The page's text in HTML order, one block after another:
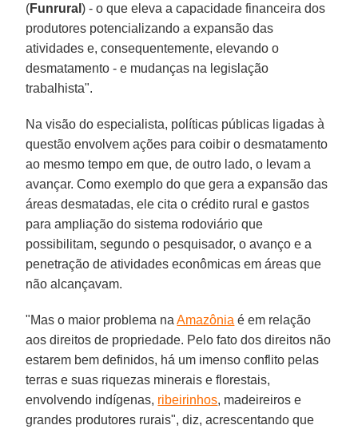
(Funrural) - o que eleva a capacidade financeira dos
produtores potencializando a expansão das
atividades e, consequentemente, elevando o
desmatamento - e mudanças na legislação
trabalhista".
Na visão do especialista, políticas públicas ligadas à
questão envolvem ações para coibir o desmatamento
ao mesmo tempo em que, de outro lado, o levam a
avançar. Como exemplo do que gera a expansão das
áreas desmatadas, ele cita o crédito rural e gastos
para ampliação do sistema rodoviário que
possibilitam, segundo o pesquisador, o avanço e a
penetração de atividades econômicas em áreas que
não alcançavam.
"Mas o maior problema naAmazônia é em relação
aos direitos de propriedade. Pelo fato dos direitos não
estarem bem definidos, há um imenso conflito pelas
terras e suas riquezas minerais e florestais,
envolvendo indígenas, ribeirinhos, madeireiros e
grandes produtores rurais", diz, acrescentando que